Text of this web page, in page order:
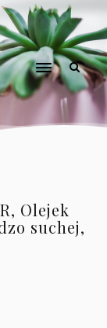
Olejek
suchej,